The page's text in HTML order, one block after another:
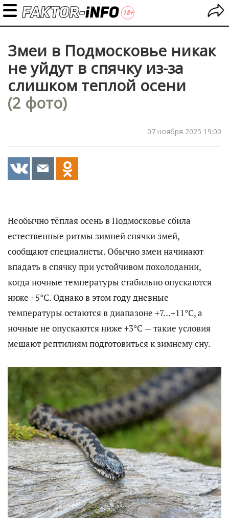
Змеи в Подмосковье никак
не уйдут в спячку из-за
слишком теплой осени
(2 фото)
07 ноября 2025 19:00
Необычно тёплая осень в Подмосковье сбила
естественные ритмы зимней спячки змей,
сообщают специалисты. Обычно змеи начинают
впадать в спячку при устойчивом похолодании,
когда ночные температуры стабильно опускаются
ниже +5°C. Однако в этом году дневные
температуры остаются в диапазоне +7…+11°C, а
ночные не опускаются ниже +3°C — такие условия
мешают рептилиям подготовиться к зимнему сну.​